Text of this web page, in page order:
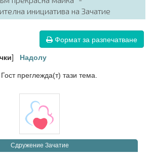
инициатива на Зачатие
Формат за разпечатване
] Надолу
преглежда(т) тази тема.
Сдружение Зачатие